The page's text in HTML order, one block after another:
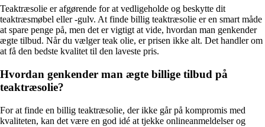
Teaktræsolie er afgørende for at vedligeholde og beskytte dit
teaktræsmøbel eller -gulv. At finde billig teaktræsolie er en smart måde
at spare penge på, men det er vigtigt at vide, hvordan man genkender
ægte tilbud. Når du vælger teak olie, er prisen ikke alt. Det handler om
at få den bedste kvalitet til den laveste pris.
Hvordan genkender man ægte billige tilbud på
teaktræsolie?
For at finde en billig teaktræsolie, der ikke går på kompromis med
kvaliteten, kan det være en god idé at tjekke onlineanmeldelser og